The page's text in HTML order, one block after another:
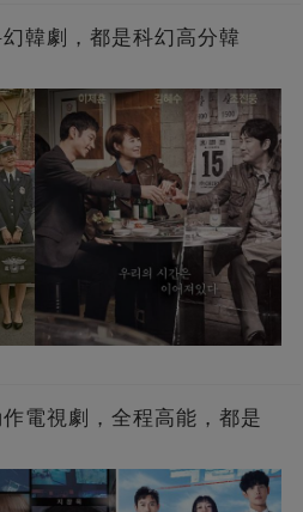
韓劇，都是科幻高分韓
電視劇，全程高能，都是